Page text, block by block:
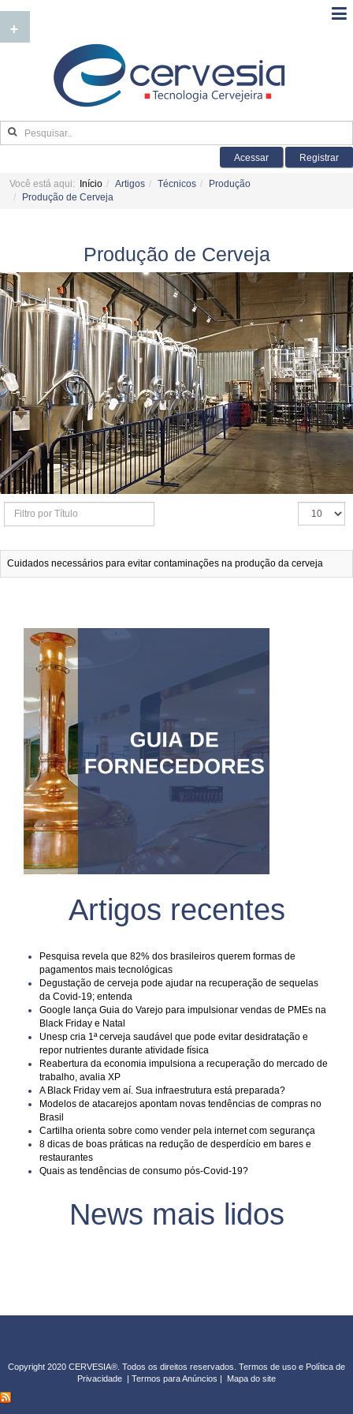
Acessar Registrar
Você está aqui: Início Artigos Técnicos
Produção
Produção de Cerveja
Produção de Cerveja
Filtro
Título
Exibir
Cuidados necessários para evitar contaminações na produção da cerveja
Artigos recentes
Pesquisa revela que 82% dos brasileiros querem formas de
pagamentos mais tecnológicas
Degustação de cerveja pode ajudar na recuperação de sequelas
da Covid-19; entenda
Google lança Guia do Varejo para impulsionar vendas de PMEs na
Black Friday e Natal
Unesp cria 1ª cerveja saudável que pode evitar desidratação e
repor nutrientes durante atividade física
Reabertura da economia impulsiona a recuperação do mercado de
trabalho, avalia XP
A Black Friday vem aí. Sua infraestrutura está preparada?
Modelos de atacarejos apontam novas tendências de compras no
Brasil
Cartilha orienta sobre como vender pela internet com segurança
8 dicas de boas práticas na redução de desperdício em bares e
restaurantes
Quais as tendências de consumo pós-Covid-19?
News mais lidos
Copyright 2020 CERVESIA®. Todos os direitos reservados. Termos de uso e Política de
Privacidade | Termos para Anúncios | Mapa do site
+